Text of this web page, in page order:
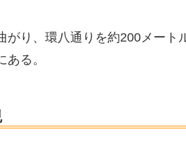
がり、環八通りを約200メー
ある。